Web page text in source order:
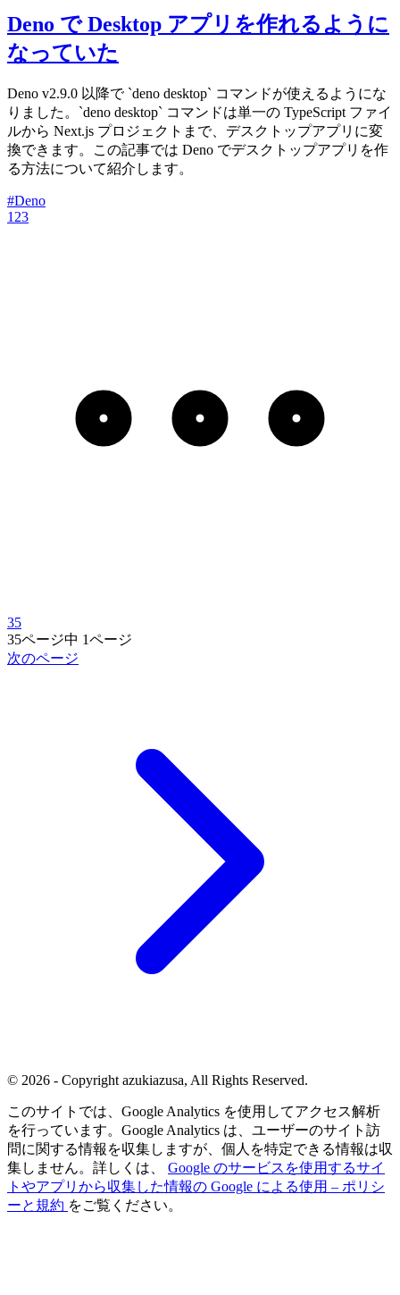
Deno で Desktop アプリを作れるように
なっていた
Deno v2.9.0 以降で `deno desktop` コマンドが使えるようにな
りました。`deno desktop` コマンドは単一の TypeScript ファイ
ルから Next.js プロジェクトまで、デスクトップアプリに変
換できます。この記事では Deno でデスクトップアプリを作
る方法について紹介します。
#Deno
1 23
35
35ページ中 1ページ
次のページ
© 2026 - Copyright azukiazusa, All Rights Reserved.
このサイトでは、Google Analytics を使用してアクセス解析
を行っています。Google Analytics は、ユーザーのサイト訪
問に関する情報を収集しますが、個人を特定できる情報は収
集しません。詳しくは、 Google のサービスを使用するサイ
トやアプリから収集した情報の Google による使用 – ポリシ
ーと規約 をご覧ください。